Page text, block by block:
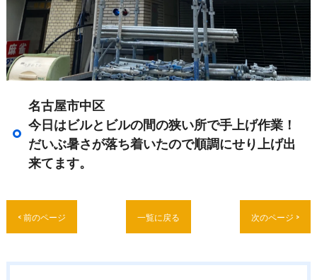
名古屋市中区
今日はビルとビルの間の狭い所で手上げ作業！
だいぶ暑さが落ち着いたので順調にせり上げ出
来てます。
< 前のページ 一覧に戻る 次のページ >